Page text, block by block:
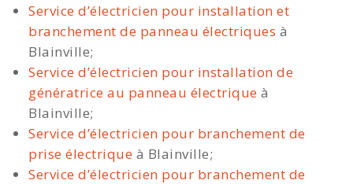
Service d’électricien pour installation et
branchement de panneau électriques à
Blainville;
Service d’électricien pour installation de
génératrice au panneau électrique à
Blainville;
Service d’électricien pour branchement de
prise électrique à Blainville;
Service d’électricien pour branchement de